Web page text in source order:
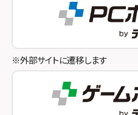
スマホスピタル池袋
スマホスピタル八王子
スマホスピタル町田
スマホスピタル吉祥寺
スマホスピタル和歌山
※外部サイトに遷移します